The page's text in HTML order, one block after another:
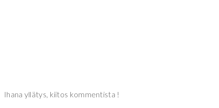
Ihana yllätys, kiitos kommentista !